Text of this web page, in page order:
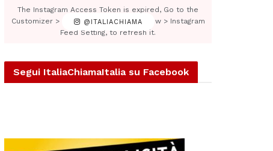
@ITALIACHIAMA
The Instagram Access Token is expired, Go to the
Customizer > JNews : Social, Like & View > Instagram
Feed Setting, to refresh it.
Segui ItaliaChiamaItalia su Facebook